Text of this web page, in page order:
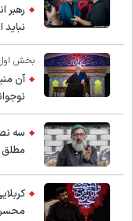
رهبر
بخش اول
آن
اسلام
سه
مطلق
محسن